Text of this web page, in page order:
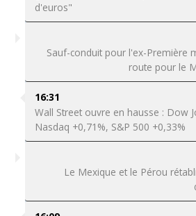
d'euros"
Sauf-conduit pour l'ex-Première
route pour le
16:31
Wall Street ouvre en hausse : Dow
Nasdaq +0,71%, S&P 500 +0,33%
Le Mexique et le Pérou